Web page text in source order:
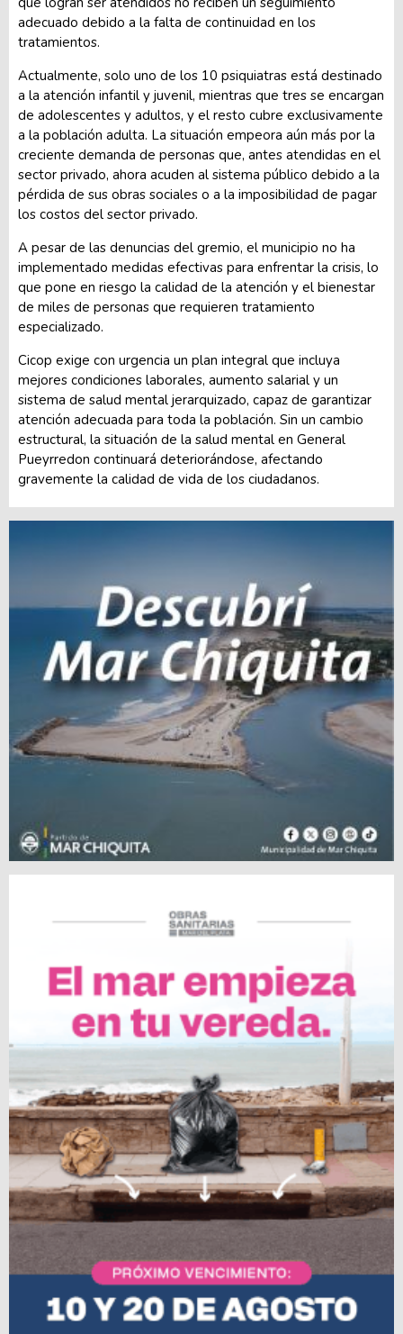
adecuado debido a la falta de continuidad en los
tratamientos.
Actualmente, solo uno de los 10 psiquiatras está destinado
a la atención infantil y juvenil, mientras que tres se encargan
de adolescentes y adultos, y el resto cubre exclusivamente
a la población adulta. La situación empeora aún más por la
creciente demanda de personas que, antes atendidas en el
sector privado, ahora acuden al sistema público debido a la
pérdida de sus obras sociales o a la imposibilidad de pagar
los costos del sector privado.
A pesar de las denuncias del gremio, el municipio no ha
implementado medidas efectivas para enfrentar la crisis, lo
que pone en riesgo la calidad de la atención y el bienestar
de miles de personas que requieren tratamiento
especializado.
Cicop exige con urgencia un plan integral que incluya
mejores condiciones laborales, aumento salarial y un
sistema de salud mental jerarquizado, capaz de garantizar
atención adecuada para toda la población. Sin un cambio
estructural, la situación de la salud mental en General
Pueyrredon continuará deteriorándose, afectando
gravemente la calidad de vida de los ciudadanos.